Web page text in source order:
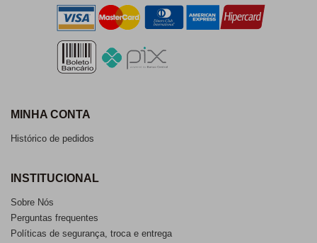
MINHA CONTA
Histórico de pedidos
INSTITUCIONAL
Sobre Nós
Perguntas frequentes
Políticas de segurança, troca e entrega